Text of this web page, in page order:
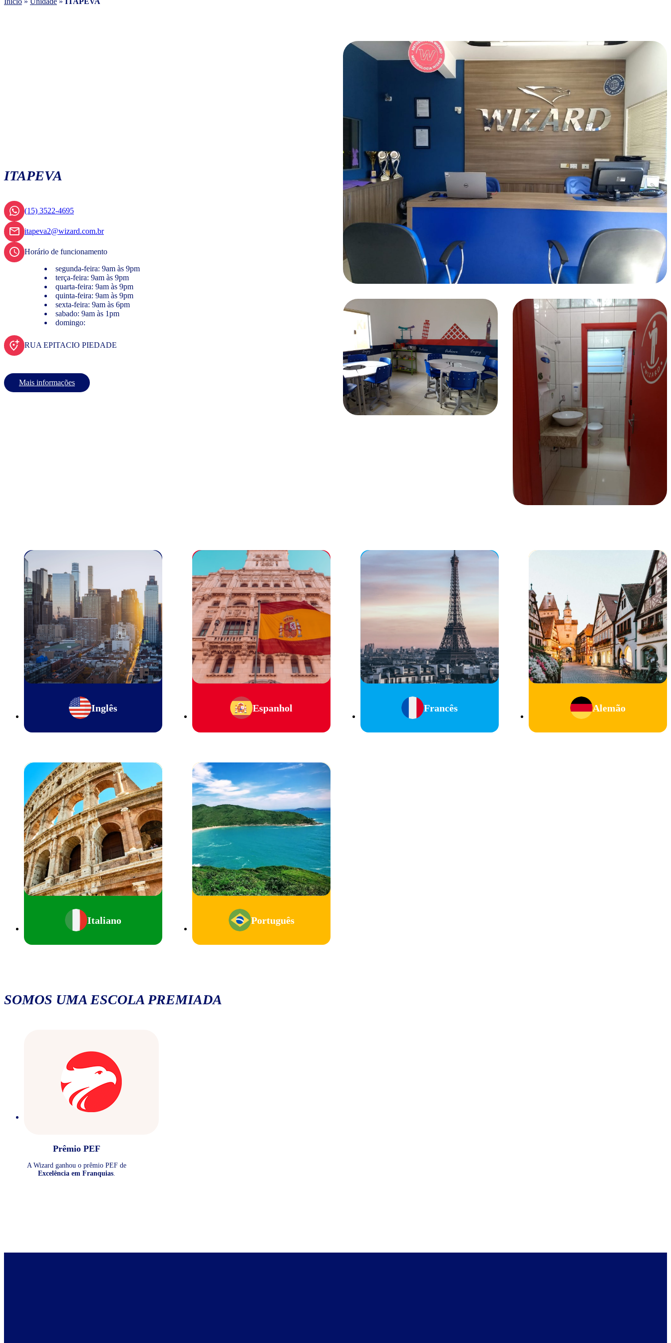
ITAPEVA
(15) 3522-4695
itapeva2@wizard.com.br
Horário de funcionamento
segunda-feira: 9am às 9pm
terça-feira: 9am às 9pm
quarta-feira: 9am às 9pm
quinta-feira: 9am às 9pm
sexta-feira: 9am às 6pm
sabado: 9am às 1pm
domingo:
RUA EPITACIO PIEDADE
Mais informações
Inglês Espanhol Francês Alemão
Italiano Português
SOMOS UMA ESCOLA PREMIADA
Prêmio PEF
A Wizard ganhou o prêmio PEF de
Excelência em Franquias.